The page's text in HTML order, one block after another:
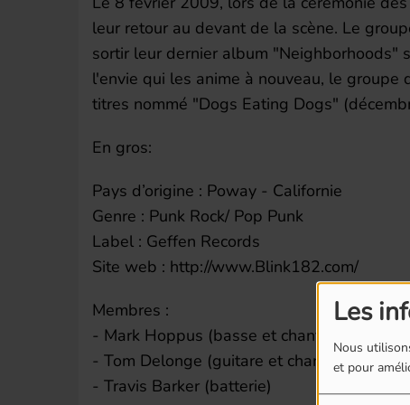
Les
Nous
et pour
leur retour au devant de la scène. Le
sortir leur dernier album "Neighborhoods"
l'envie qui les anime à nouveau, le
titres nommé "Dogs Eating Dogs"
En gros:
Pays d’origine : Poway - Californie
Genre : Punk Rock/ Pop Punk
Label : Geffen Records
Site web : http://www.Blink182.com/
Membres :
- Mark Hoppus (basse et chant)
- Tom Delonge (guitare et chant)
- Travis Barker (batterie)